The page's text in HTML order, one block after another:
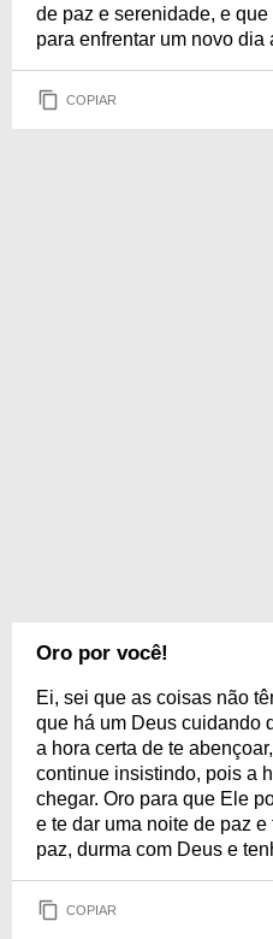
de paz e serenidade, e
para enfrentar um novo
COPIAR
Oro por você!
Ei, sei que as coisas não
que há um Deus cuidando
a hora certa de te
continue insistindo, pois a
chegar. Oro para que Ele
e te dar uma noite de paz
paz, durma com Deus e
COPIAR